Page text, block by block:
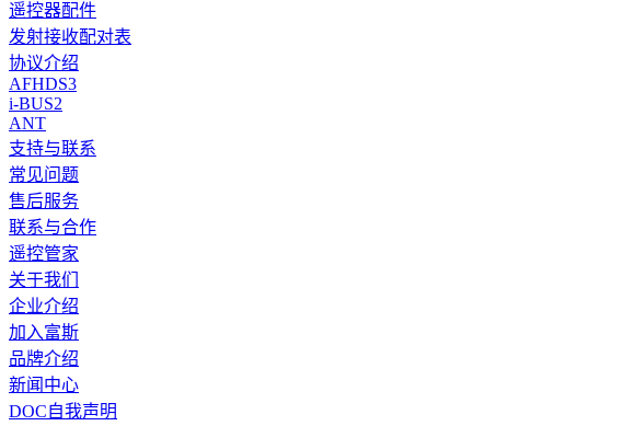
遥控器配件
发射接收配对表
协议介绍
AFHDS3
i-BUS2
ANT
支持与联系
常见问题
售后服务
联系与合作
遥控管家
关于我们
企业介绍
加入富斯
品牌介绍
新闻中心
DOC自我声明